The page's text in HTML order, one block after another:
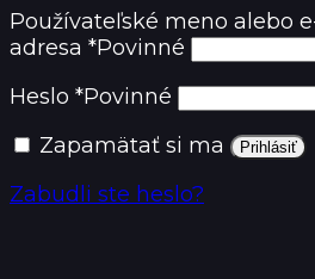
Používateľské meno alebo
adresa *Povinné
Heslo *Povinné
Zapamätať si ma
Prihlásiť
Zabudli ste heslo?